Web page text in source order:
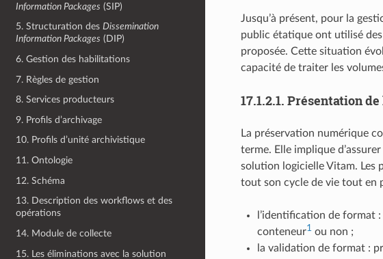
Information Packages (SIP)
5. Structuration desDissemination
Information Packages (DIP)
6. Gestion des habilitations
7. Règles de gestion
8. Services producteurs
9. Profils d’archivage
10. Profils d’unité archivistique
11. Ontologie
12. Schéma
13. Description des workflows et des
opérations
14. Module de collecte
15. Les éliminations avec la solution
Jusqu’à présent, pour la
public étatique ont utilisé
proposée. Cette situation
capacité de traiter les
17.1.2.1. Présentation
La préservation numérique
terme. Elle implique
solution logicielle Vitam. Les
tout son cycle de vie tout en
l’identification de format
conteneur1ou non ;
la validation de format :